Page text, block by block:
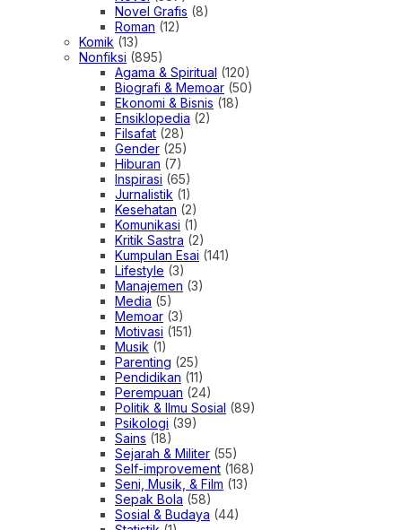
Novel Grafis (8)
Roman (12)
Komik (13)
Nonfiksi (895)
Agama & Spiritual (120)
Biografi & Memoar (50)
Ekonomi & Bisnis (18)
Ensiklopedia (2)
Filsafat (28)
Gender (25)
Hiburan (7)
Inspirasi (65)
Jurnalistik (1)
Kesehatan (2)
Komunikasi (1)
Kritik Sastra (2)
Kumpulan Esai (141)
Lifestyle (3)
Manajemen (3)
Media (5)
Memoar (3)
Motivasi (151)
Musik (1)
Parenting (25)
Pendidikan (11)
Perempuan (24)
Politik & Ilmu Sosial (89)
Psikologi (39)
Sains (18)
Sejarah & Militer (55)
Self-improvement (168)
Seni, Musik, & Film (13)
Sepak Bola (58)
Sosial & Budaya (44)